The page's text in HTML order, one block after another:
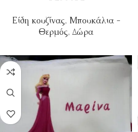
Είδη κουζίνας, Μπουκάλια -
Θερμός, Δώρα